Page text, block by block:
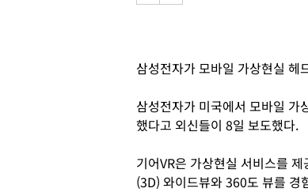
삼성전자가 모바일 가상현실 헤
삼성전자가 미국에서 모바일 가
했다고 외신들이 8일 보도했다.
기어VR은 가상현실 서비스를
(3D) 와이드뷰와 360도 뷰를 경